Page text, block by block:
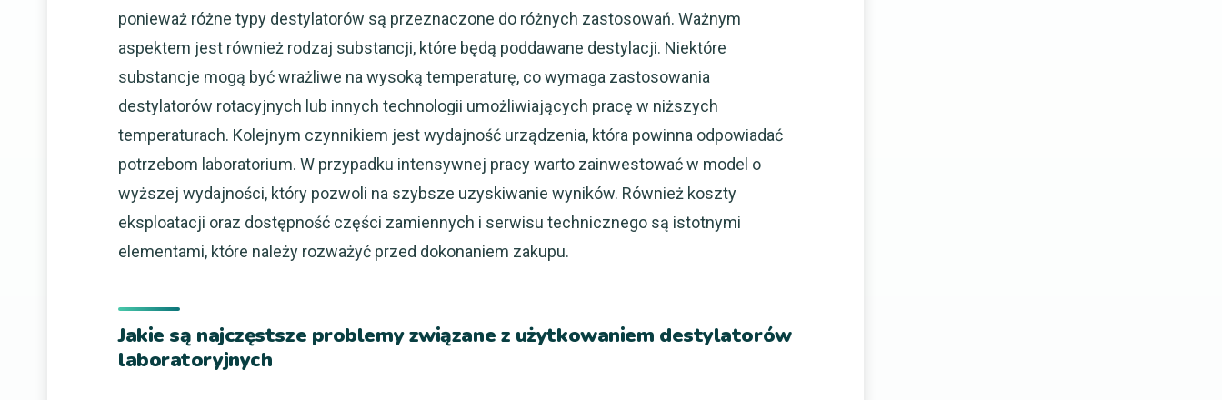
ponieważ różne typy destylatorów są przeznaczone do różnych zastosowań. Ważnym
aspektem jest również rodzaj substancji, które będą poddawane destylacji. Niektóre
substancje mogą być wrażliwe na wysoką temperaturę, co wymaga zastosowania
destylatorów rotacyjnych lub innych technologii umożliwiających pracę w niższych
temperaturach. Kolejnym czynnikiem jest wydajność urządzenia, która powinna odpowiadać
potrzebom laboratorium. W przypadku intensywnej pracy warto zainwestować w model o
wyższej wydajności, który pozwoli na szybsze uzyskiwanie wyników. Również koszty
eksploatacji oraz dostępność części zamiennych i serwisu technicznego są istotnymi
elementami, które należy rozważyć przed dokonaniem zakupu.
Jakie są najczęstsze problemy związane z użytkowaniem destylatorów
laboratoryjnych